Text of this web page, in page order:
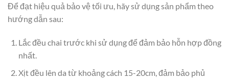
Để đạt hiệu quả bảo vệ tối ưu, hãy sử dụng sản phẩm theo
hướng dẫn sau:
Lắc đều chai trước khi sử dụng để đảm bảo hỗn hợp đồng
nhất.
Xịt đều lên da từ khoảng cách 15-20cm, đảm bảo phủ